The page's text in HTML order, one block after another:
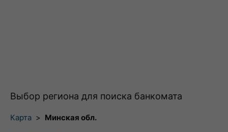
Выбор региона для поиска банкомата
Карта > Минская обл.